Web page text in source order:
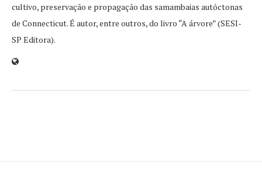
cultivo, preservação e propagação das samambaias autóctonas
de Connecticut. É autor, entre outros, do livro “A árvore” (SESI-
SP Editora).